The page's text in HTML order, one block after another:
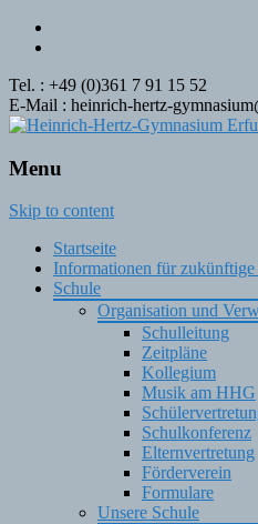
Tel. : +49 (0)361 7 91 15 52
E-Mail : heinrich-hertz-
Menu
Skip to content
Startseite
Informationen für
Schule
Organisation und
Schulleitung
Zeitpläne
Kollegium
Musik am HHG
Schulkonferenz
Elternvertretung
Förderverein
Formulare
Unsere Schule